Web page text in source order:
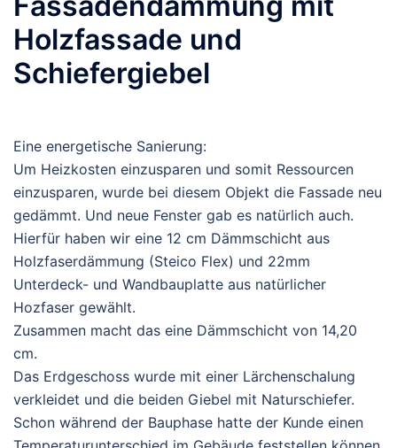
Holzfassade und
Schiefergiebel
Eine energetische Sanierung:
Um Heizkosten einzusparen und somit Ressourcen
einzusparen, wurde bei diesem Objekt die Fassade neu
gedämmt. Und neue Fenster gab es natürlich auch.
Hierfür haben wir eine 12 cm Dämmschicht aus
Holzfaserdämmung (Steico Flex) und 22mm
Unterdeck- und Wandbauplatte aus natürlicher
Hozfaser gewählt.
Zusammen macht das eine Dämmschicht von 14,20
cm.
Das Erdgeschoss wurde mit einer Lärchenschalung
verkleidet und die beiden Giebel mit Naturschiefer.
Schon während der Bauphase hatte der Kunde einen